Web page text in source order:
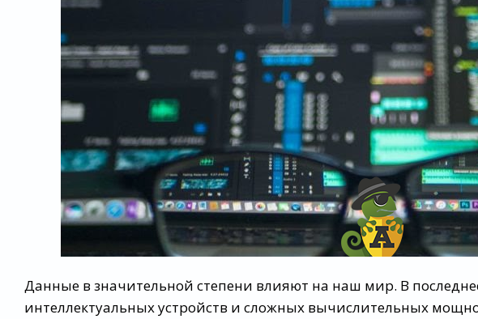
Данные в значительной степени влияют на наш мир. В
интеллектуальных устройств и сложных вычислительных